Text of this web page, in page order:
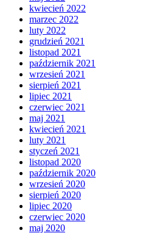
kwiecień 2022
marzec 2022
luty 2022
grudzień 2021
listopad 2021
październik 2021
wrzesień 2021
sierpień 2021
lipiec 2021
czerwiec 2021
maj 2021
kwiecień 2021
luty 2021
styczeń 2021
listopad 2020
październik 2020
wrzesień 2020
sierpień 2020
lipiec 2020
czerwiec 2020
maj 2020